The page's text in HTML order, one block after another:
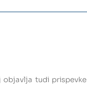
tudi